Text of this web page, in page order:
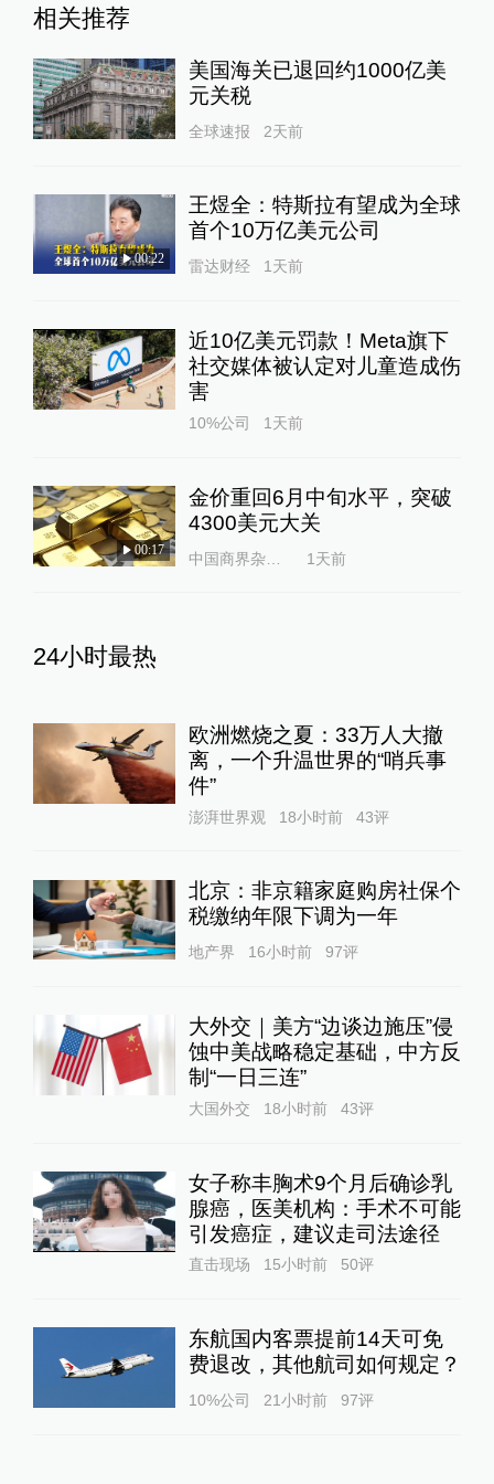
相关推荐
美国海关已退回约1000亿美
元关税
全球速报 2天前
00:22
王煜全：特斯拉有望成为全球
首个10万亿美元公司
雷达财经 1天前
近10亿美元罚款！Meta旗下
社交媒体被认定对儿童造成伤
害
10%公司 1天前
00:17
金价重回6月中旬水平，突破
4300美元大关
中国商界杂志社 1天前
24小时最热
欧洲燃烧之夏：33万人大撤
离，一个升温世界的“哨兵事
件”
澎湃世界观 18小时前 43评
北京：非京籍家庭购房社保个
税缴纳年限下调为一年
地产界 16小时前 97评
大外交｜美方“边谈边施压”侵
蚀中美战略稳定基础，中方反
制“一日三连”
大国外交 18小时前 43评
女子称丰胸术9个月后确诊乳
腺癌，医美机构：手术不可能
引发癌症，建议走司法途径
直击现场 15小时前 50评
东航国内客票提前14天可免
费退改，其他航司如何规定？
10%公司 21小时前 97评